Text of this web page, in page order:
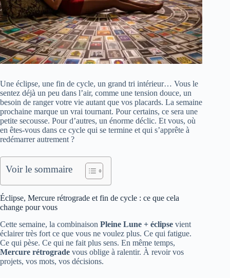
Une éclipse, une fin de cycle, un grand tri intérieur… Vous le
sentez déjà un peu dans l’air, comme une tension douce, un
besoin de ranger votre vie autant que vos placards. La semaine
prochaine marque un vrai tournant. Pour certains, ce sera une
petite secousse. Pour d’autres, un énorme déclic. Et vous, où
en êtes-vous dans ce cycle qui se termine et qui s’apprête à
redémarrer autrement ?
Voir le sommaire
Éclipse, Mercure rétrograde et fin de cycle : ce que cela
change pour vous
Cette semaine, la combinaison Pleine Lune + éclipse vient
éclairer très fort ce que vous ne voulez plus. Ce qui fatigue.
Ce qui pèse. Ce qui ne fait plus sens. En même temps,
Mercure rétrograde vous oblige à ralentir. À revoir vos
projets, vos mots, vos décisions.